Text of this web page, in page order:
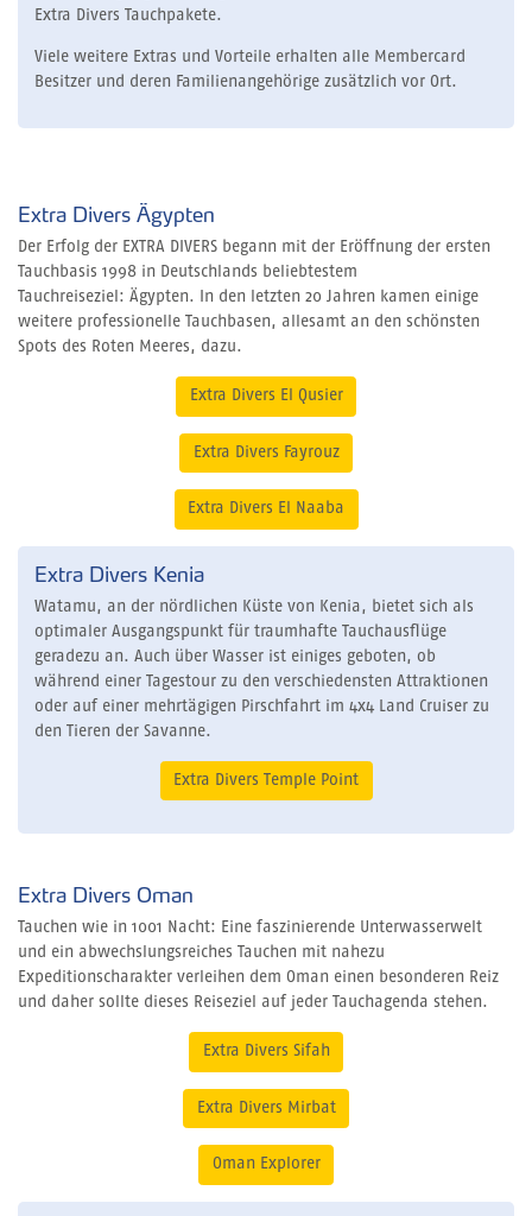
Extra Divers Tauchpakete.
Viele weitere Extras und Vorteile erhalten alle Membercard
Besitzer und deren Familienangehörige zusätzlich vor Ort.
Extra Divers Ägypten
Der Erfolg der EXTRA DIVERS begann mit der Eröffnung der ersten
Tauchbasis 1998 in Deutschlands beliebtestem
Tauchreiseziel: Ägypten. In den letzten 20 Jahren kamen einige
weitere professionelle Tauchbasen, allesamt an den schönsten
Spots des Roten Meeres, dazu.
Extra Divers El Qusier
Extra Divers Fayrouz
Extra Divers El Naaba
Extra Divers Kenia
Watamu, an der nördlichen Küste von Kenia, bietet sich als
optimaler Ausgangspunkt für traumhafte Tauchausflüge
geradezu an. Auch über Wasser ist einiges geboten, ob
während einer Tagestour zu den verschiedensten Attraktionen
oder auf einer mehrtägigen Pirschfahrt im 4x4 Land Cruiser zu
den Tieren der Savanne.
Extra Divers Temple Point
Extra Divers Oman
Tauchen wie in 1001 Nacht: Eine faszinierende Unterwasserwelt
und ein abwechslungsreiches Tauchen mit nahezu
Expeditionscharakter verleihen dem Oman einen besonderen Reiz
und daher sollte dieses Reiseziel auf jeder Tauchagenda stehen.
Extra Divers Sifah
Extra Divers Mirbat
Oman Explorer